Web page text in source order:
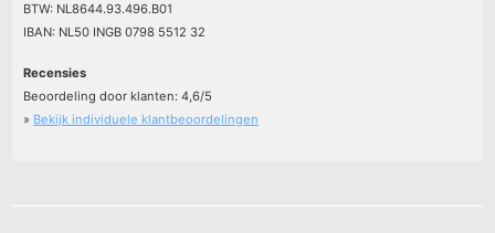
BTW: NL8644.93.496.B01
IBAN: NL50 INGB 0798 5512 32
Recensies
Beoordeling door klanten:4,6/5
» Bekijk individuele klantbeoordelingen